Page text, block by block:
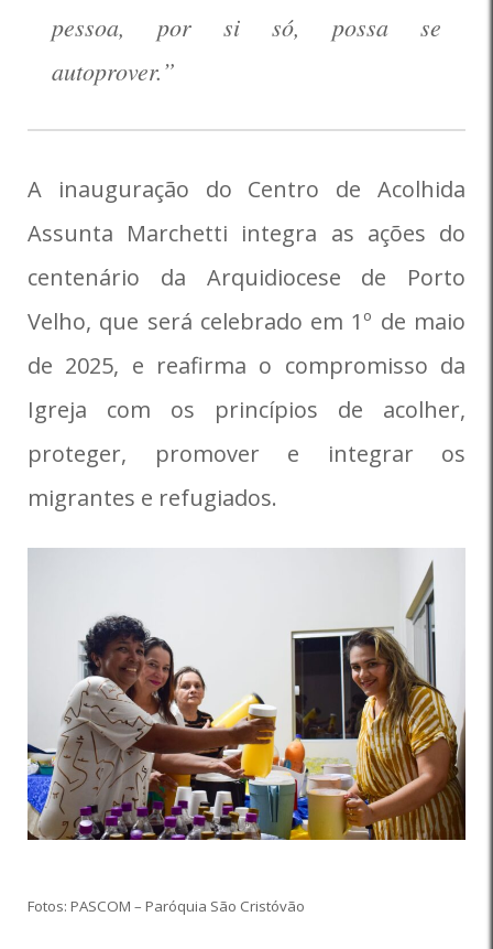
pessoa, por si só, possa se
autoprover.”
A inauguração do Centro de Acolhida
Assunta Marchetti integra as ações do
centenário da Arquidiocese de Porto
Velho, que será celebrado em 1º de maio
de 2025, e reafirma o compromisso da
Igreja com os princípios de acolher,
proteger, promover e integrar os
migrantes e refugiados.
Fotos: PASCOM – Paróquia São Cristóvão